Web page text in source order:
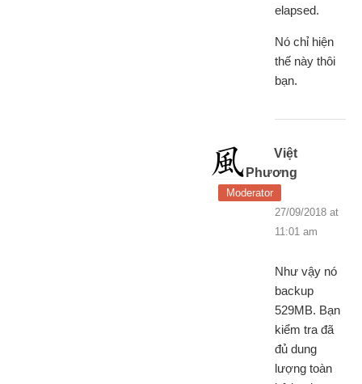
elapsed.
Nó chỉ hiện
thế này thôi
bạn.
Việt
Phương
Moderator
27/09/2018 at
11:01 am
Như vậy nó
backup
529MB. Bạn
kiểm tra đã
đủ dung
lượng toàn